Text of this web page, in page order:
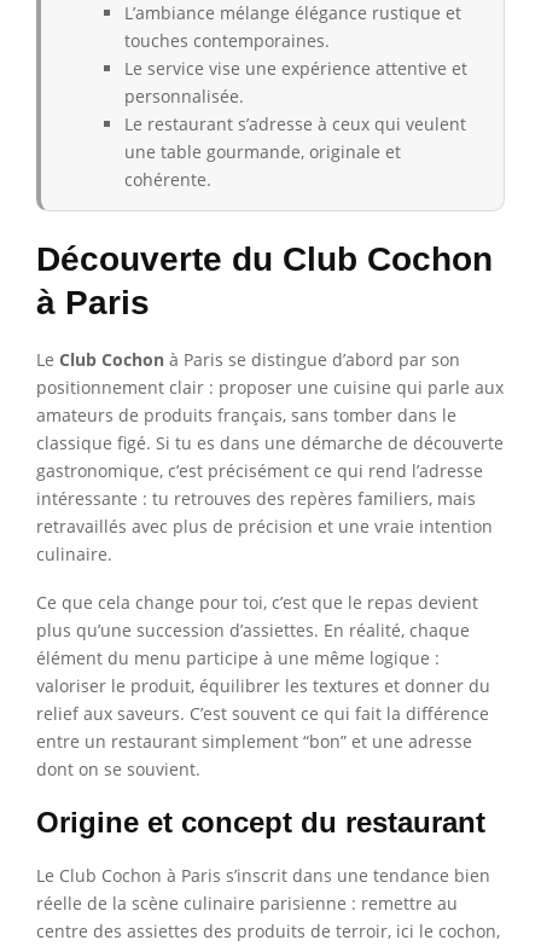
L’ambiance mélange élégance rustique et
touches contemporaines.
Le service vise une expérience attentive et
personnalisée.
Le restaurant s’adresse à ceux qui veulent
une table gourmande, originale et
cohérente.
Découverte du Club Cochon
à Paris
Le Club Cochon à Paris se distingue d’abord par son
positionnement clair : proposer une cuisine qui parle aux
amateurs de produits français, sans tomber dans le
classique figé. Si tu es dans une démarche de découverte
gastronomique, c’est précisément ce qui rend l’adresse
intéressante : tu retrouves des repères familiers, mais
retravaillés avec plus de précision et une vraie intention
culinaire.
Ce que cela change pour toi, c’est que le repas devient
plus qu’une succession d’assiettes. En réalité, chaque
élément du menu participe à une même logique :
valoriser le produit, équilibrer les textures et donner du
relief aux saveurs. C’est souvent ce qui fait la différence
entre un restaurant simplement “bon” et une adresse
dont on se souvient.
Origine et concept du restaurant
Le Club Cochon à Paris s’inscrit dans une tendance bien
réelle de la scène culinaire parisienne : remettre au
centre des assiettes des produits de terroir, ici le cochon,